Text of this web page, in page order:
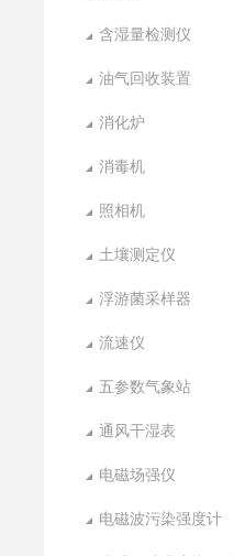
含湿量检测仪
油气回收装置
消化炉
消毒机
照相机
土壤测定仪
浮游菌采样器
流速仪
五参数气象站
通风干湿表
电磁场强仪
电磁波污染强度计